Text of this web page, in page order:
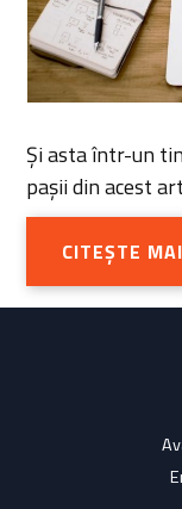
Și asta într-un
pașii din acest
CITEȘTE